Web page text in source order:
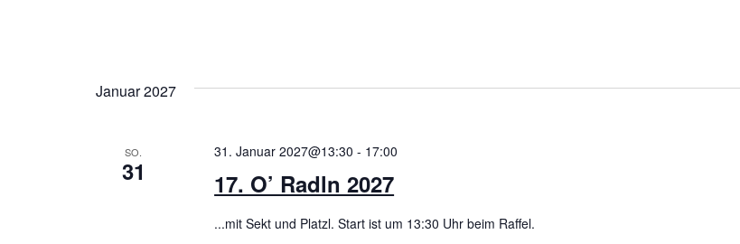
Januar 2027
SO.
31 17. O’ Radln 2027
31. Januar 2027@13:30 - 17:00
...mit Sekt und Platzl. Start ist um 13:30 Uhr beim Raffel.